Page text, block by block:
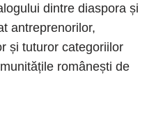
dintre diaspora și
antreprenorilor,
și tuturor categoriilor
românești de